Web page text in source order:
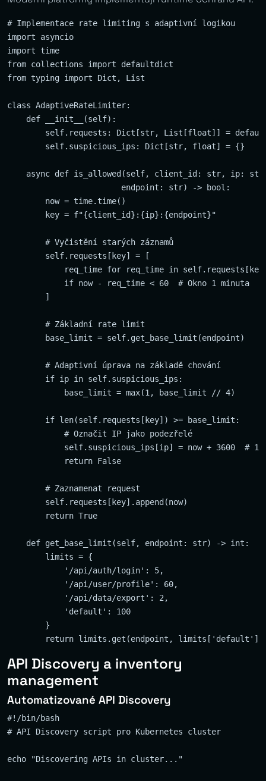
# Implementace rate limiting s adaptivní logikou
import asyncio
import time
from collections import defaultdict
from typing import Dict, List
class AdaptiveRateLimiter:
    def __init__(self):
self.requests: Dict[str, List[float]] =
        self.suspicious_ips: Dict[str, float] = {}
async def is_allowed(self, client_id: str, ip:
                        endpoint: str) -> bool:
        now = time.time()
        key = f"{client_id}:{ip}:{endpoint}"
        # Vyčistění starých záznamů
        self.requests[key] = [
req_time for req_time in
            if now - req_time < 60  # Okno 1 minuta
        ]
        # Základní rate limit
        base_limit = self.get_base_limit(endpoint)
        # Adaptivní úprava na základě chování
        if ip in self.suspicious_ips:
            base_limit = max(1, base_limit // 4)
        if len(self.requests[key]) >= base_limit:
            # Označit IP jako podezřelé
self.suspicious_ips[ip] = now + 3600  # 1
            return False
        # Zaznamenat request
        self.requests[key].append(now)
        return True
    def get_base_limit(self, endpoint: str) -> int:
        limits = {
            '/api/auth/login': 5,
            '/api/user/profile': 60,
            '/api/data/export': 2,
            'default': 100
        }
API Discovery a inventory
management
Automatizované API Discovery
#!/bin/bash
# API Discovery script pro Kubernetes cluster
echo "Discovering APIs in cluster..."